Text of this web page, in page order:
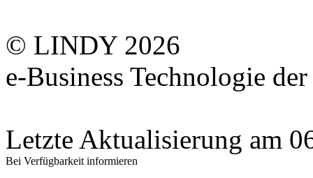
© LINDY 2026
e-Business Technologie
Letzte Aktualisierung am
Bei Verfügbarkeit informieren